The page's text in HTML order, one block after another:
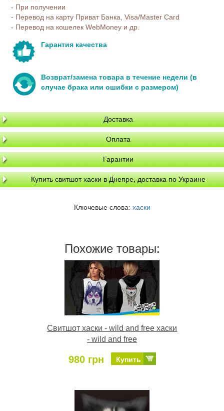
- При получении
- Перевод на карту Приват Банка, Visa/Master Card
- Перевод на кошелек WebMoney и др.
Гарантия качества
Возврат/замена товара в течение недели (в
случае брака или ошибки с размером)
Доставка
Оплата
Гарантии
Купить свитшот хаски в Днепре, доставка по Украине
Ключевые слова: хаски
Похожие товары:
Свитшот хаски - wild and free хаски
- wild and free
980 грн Купить